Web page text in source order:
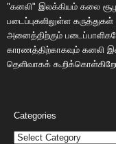
"கனலி" இலக்கியம் கலை
படைப்புகளிலுள்ள
அனைத்திற்கும்
காரணத்திற்காகவும் கனலி
தெளிவாகக்
Categories